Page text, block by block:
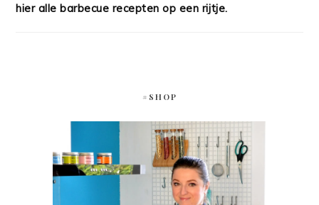
hier alle barbecue recepten op een rijtje.
#SHOP